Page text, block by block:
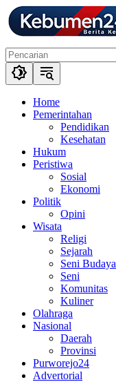
Langsung
ke
konten
Home
Pemerintahan
Pendidikan
Kesehatan
Hukum
Peristiwa
Sosial
Ekonomi
Politik
Opini
Wisata
Religi
Sejarah
Seni Budaya
Seni
Komunitas
Kuliner
Olahraga
Nasional
Daerah
Provinsi
Purworejo24
Advertorial